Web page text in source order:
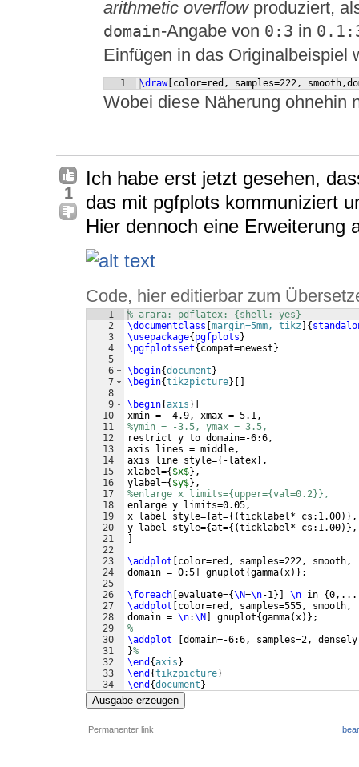
arithmetic overflowproduziert,
domain-Angabe von 0:3 in
Einfügen in das Originalbeispiel
1 \draw[color=red, samples=222,
Wobei diese Näherung ohnehin
1
Ich habe erst jetzt gesehen,
das mit pgfplots kommuniziert
Hier dennoch eine Erweiterung
Code, hier editierbar zum
1
2
3
4
5
6
7
8
9
10
11
12
13
14
15
16
17
18
19
20
21
22
23
24
25
26
27
28
29
30
31
32
33
34
% arara: pdflatex: {shell: yes}
\documentclass margin=5mm, tikz {
\usepackage{ pgfplots }
\pgfplotsset{ compat=newest }
\begin{document }
\begin{tikzpicture}
\begin{axis }
xmin = -4.9, xmax = 5.1,
%ymin = -3.5, ymax = 3.5,
restrict y to domain=-6:6,
axis lines = middle,
axis line style={ -latex} ,
xlabel={ $x$} ,
ylabel={ $y$} ,
%enlarge x limits={upper={val=0.2}},
enlarge y limits=0.05,
x label style={at={(ticklabel* cs:1.00)} ,
y label style={at={(ticklabel* cs:1.00)} ,
\addplot
color=red, samples=222, smooth,
domain = 0:5
gnuplot{gamma(x)} ;
\foreach evaluate={\N=\n-1}] \n in {
\addplot
color=red, samples=555,
domain = \n:\N gnuplot{gamma(x)} ;
%
\addplot
domain=-6:6, samples=2,
}%
\end {axis }
\end {tikzpicture}
\end {document }
Ausgabe erzeugen
Permanenter link